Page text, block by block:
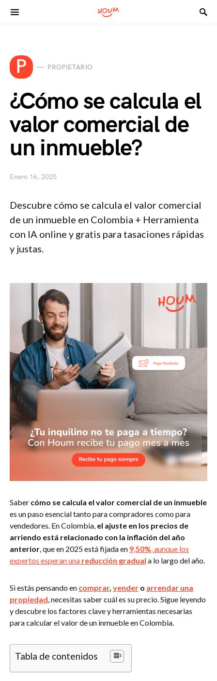
Search for:
P PROPIETARIO
¿Cómo se calcula el
valor comercial de
un inmueble?
Enero 16, 2025
Descubre cómo se calcula el valor comercial
de un inmueble en Colombia + Herramienta
con IA online y gratis para tasaciones rápidas
y justas.
Saber cómo se calcula el valor comercial de un inmueble
es un paso esencial tanto para compradores como para
vendedores. En Colombia, el ajuste en los precios de
arriendo está relacionado con la inflación del año
anterior, que en 2025 está fijada en 9,50%, aunque los
expertos esperan una reducción gradual a lo largo del año.
Si estás pensando en comprar, vender o arrendar una
propiedad, necesitas saber cuál es su precio. Sigue leyendo
y descubre los factores clave y herramientas necesarias
para calcular el valor de un inmueble en Colombia.
Tabla de contenidos